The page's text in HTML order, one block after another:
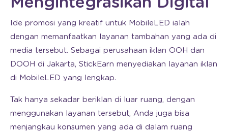
Ide promosi yang kreatif untuk MobileLED ialah
dengan memanfaatkan layanan tambahan yang ada di
media tersebut. Sebagai perusahaan iklan OOH dan
DOOH di Jakarta, StickEarn menyediakan layanan iklan
di MobileLED yang lengkap.
Tak hanya sekadar beriklan di luar ruang, dengan
menggunakan layanan tersebut, Anda juga bisa
menjangkau konsumen yang ada di dalam ruang